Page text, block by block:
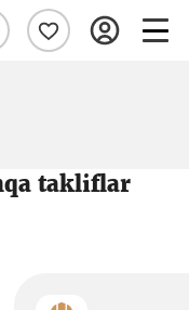
takliflar